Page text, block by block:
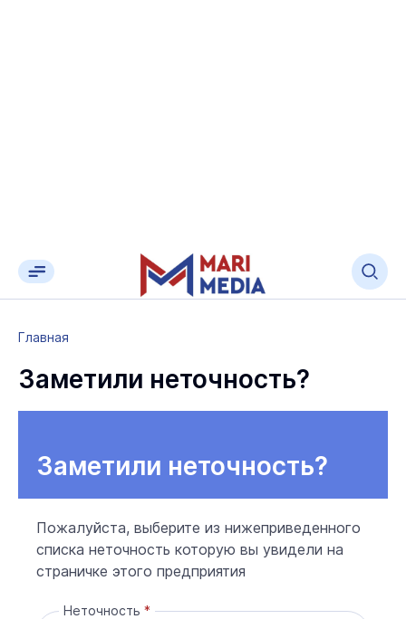
Главная
Заметили неточность?
Заметили неточность?
Пожалуйста, выберите из нижеприведенного
списка неточность которую вы увидели на
страничке этого предприятия
Неточность